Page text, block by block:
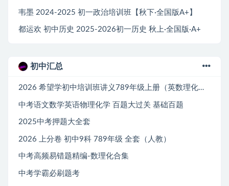
韦墨 2024-2025 初一政治培训班【秋下·全国版A+】
都运欢 初中历史 2025-2026初一历史 秋上·全国版·A+
初中汇总
2026 希望学初中培训班讲义789年级上册（英数理化历道）
中考语文数学英语物理化学 百题大过关 基础百题
2025中考押题大全套
2026 上分卷 初中9科 789年级 全套（人教）
中考高频易错题精编-数理化合集
中考学霸必刷题考